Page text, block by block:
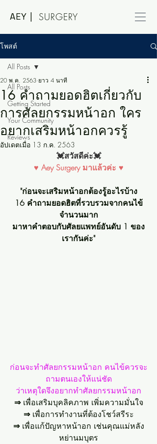
SURGERY
AEY |
โพสต์
All Posts
Getting Started
Your Community
Reviews
All Posts
16 คำถามยอดฮิตเกี่ยวกับ
การศัลยกรรมหน้าอก ใคร
อยากเสริมหน้าอกควรรู้
20 พ.ค. 2563 ยาว 4 นาที
อัปเดตเมื่อ 13 ก.ค. 2563
💓สวัสดีค่ะ💓
♥ Aey Surgery มาแล้วค่ะ ♥
"ก่อนจะเสริมหน้าอกต้องรู้อะไรบ้าง
16 คำถามยอดฮิตที่รวบรวมจากคนไข้
จำนวนมาก
มาหาคำตอบกับศัลยแพทย์อันดับ 1 ของ
เรากันค่ะ"
ก่อนจะทำศัลยกรรมหน้าอก คนไข้ควรจะ
ถามตนเองให้แน่ชัด
ว่าเหตุใดจึงอยากทำศัลยกรรมหน้าอก
⇒ เพื่อเสริมบุคลิคภาพ เพิ่มความมั่นใจ
⇒ เพื่อการทำงานที่ต้องโชว์สรีระ
⇒ เพื่อแก้ปัญหาหน้าอก เช่นคุณแม่หลัง
หย่านมบุตร